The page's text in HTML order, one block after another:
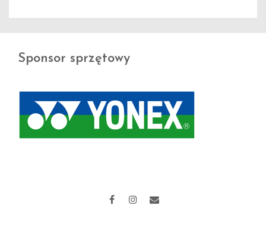
Sponsor sprzętowy